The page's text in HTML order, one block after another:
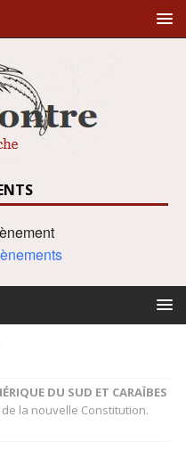
DU SUD ET CARAÏBES
la nouvelle Constitution.